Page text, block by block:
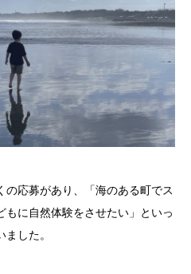
応募があり、「海のある町でス
もに自然体験をさせたい」といっ
した。